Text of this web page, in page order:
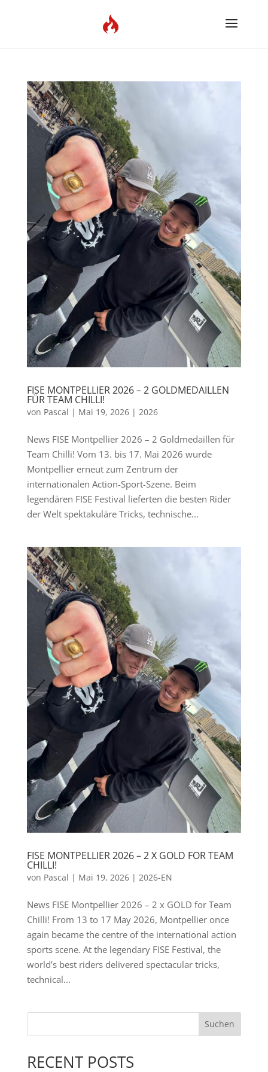
FISE MONTPELLIER 2026 – 2 GOLDMEDAILLEN
FÜR TEAM CHILLI!
von Pascal | Mai 19, 2026| 2026
News FISE Montpellier 2026 – 2 Goldmedaillen für
Team Chilli! Vom 13. bis 17. Mai 2026 wurde
Montpellier erneut zum Zentrum der
internationalen Action-Sport-Szene. Beim
legendären FISE Festival lieferten die besten Rider
der Welt spektakuläre Tricks, technische...
FISE MONTPELLIER 2026 – 2 X GOLD FOR TEAM
CHILLI!
von Pascal | Mai 19, 2026| 2026-EN
News FISE Montpellier 2026 – 2 x GOLD for Team
Chilli! From 13 to 17 May 2026, Montpellier once
again became the centre of the international action
sports scene. At the legendary FISE Festival, the
world’s best riders delivered spectacular tricks,
technical...
Suchen
RECENT POSTS